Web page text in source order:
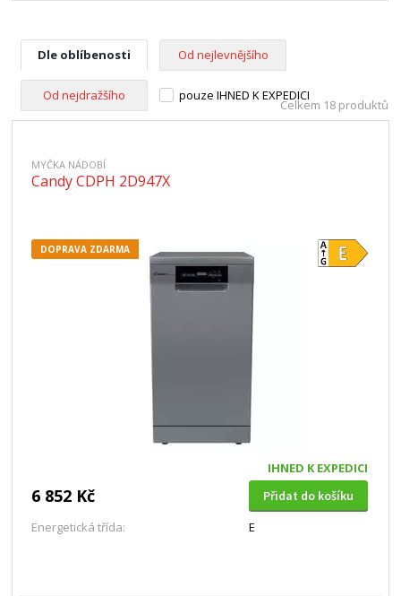
Dle oblíbenosti Od nejlevnějšího
Od nejdražšího pouze IHNED K EXPEDICI
Celkem 18 produktů
MYČKA NÁDOBÍ
Candy CDPH 2D947X
DOPRAVA ZDARMA
IHNED K EXPEDICI
6 852 Kč
Přidat do košíku
Energetická třída:
E